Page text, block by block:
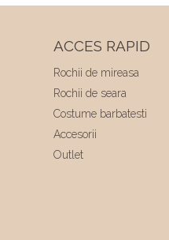
ACCES RAPID
Rochii de mireasa
Rochii de seara
Costume barbatesti
Accesorii
Outlet